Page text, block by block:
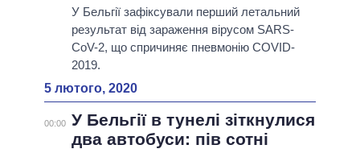
У Бельгії зафіксували перший летальний
результат від зараження вірусом SARS-
CoV-2, що спричиняє пневмонію COVID-
2019.
5 лютого, 2020
00:00 У Бельгії в тунелі зіткнулися
два автобуси: пів сотні